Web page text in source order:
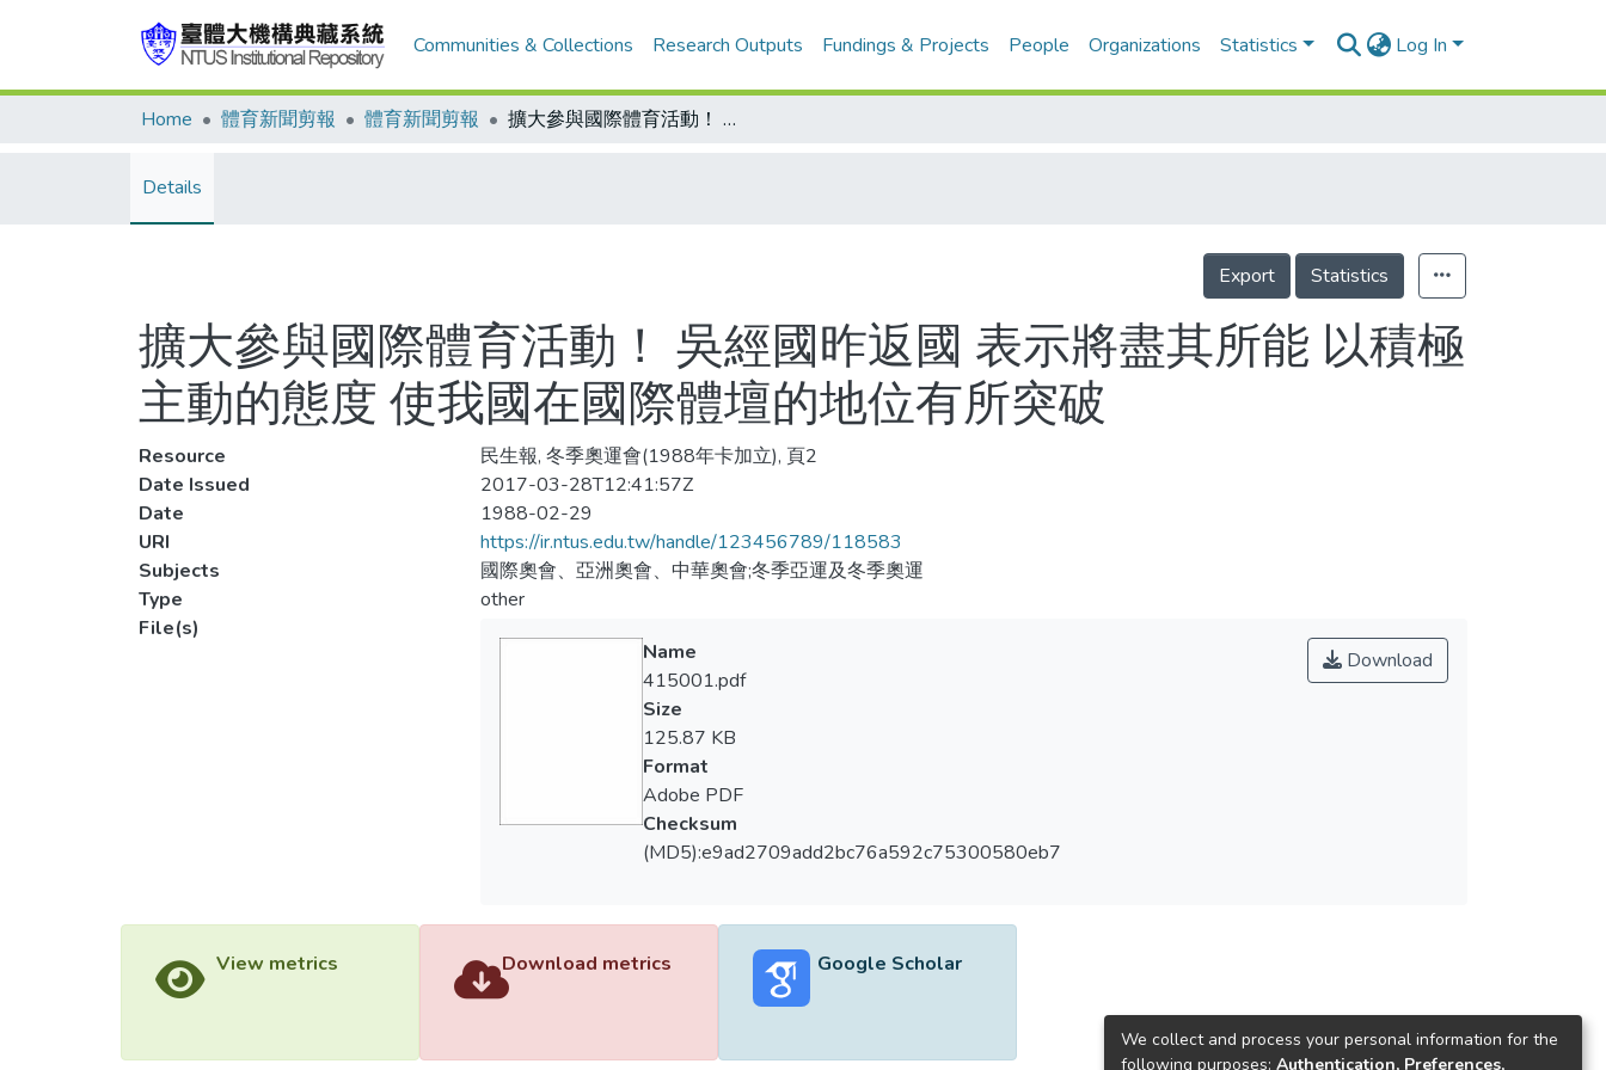
Communities & Collections Research Outputs Fundings & Projects People Organizations Statistics Log In
Home 體育新聞剪報 體育新聞剪報 擴大參與國際體育活動！ 吳經國昨返國 表示將盡其所能 以積極主動的態度 使我國在國際體壇的地位有所突破
Details
Export Statistics
擴大參與國際體育活動！ 吳經國昨返國 表示將盡其所能 以積極
主動的態度 使我國在國際體壇的地位有所突破
Resource
民生報, 冬季奧運會(1988年卡加立), 頁2
Date Issued
2017-03-28T12:41:57Z
Date
1988-02-29
URI
https://ir.ntus.edu.tw/handle/123456789/118583
Subjects
國際奧會、亞洲奧會、中華奧會;冬季亞運及冬季奧運
Type
other
File(s)
Download
Name
415001.pdf
Size
125.87 KB
Format
Adobe PDF
Checksum
(MD5):e9ad2709add2bc76a592c75300580eb7
View metrics Download metrics Google Scholar
We collect and process your personal information for the
following purposes: Authentication, Preferences,